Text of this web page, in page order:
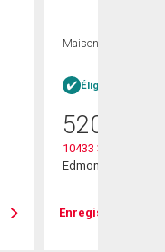
Maison
Éligible Louer
520 000
10433 32a Avenue
Edmonton, AB
Enregistrer